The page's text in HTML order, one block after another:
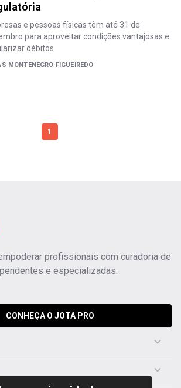
e pessoas físicas têm até 31 de
para aproveitar condições vantajosas e
débitos
MONTENEGRO FIGUEIREDO
1
profissionais com curadoria de
e especializadas.
CONHEÇA O JOTA PRO